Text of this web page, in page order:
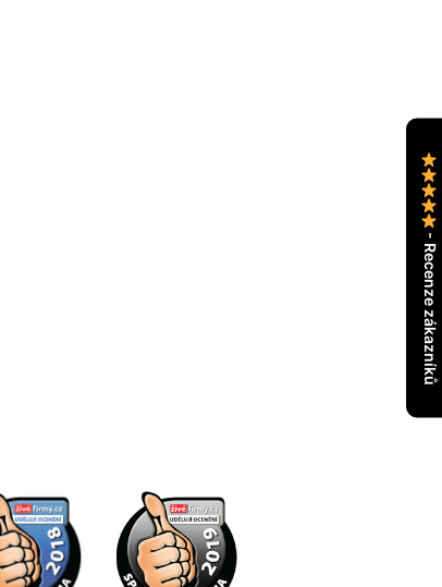
- Recenze zákazníků